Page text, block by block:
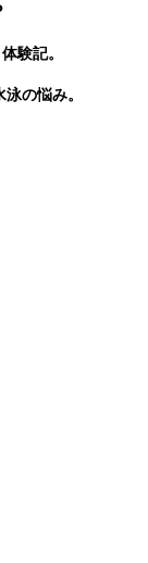
験記。
の悩み。